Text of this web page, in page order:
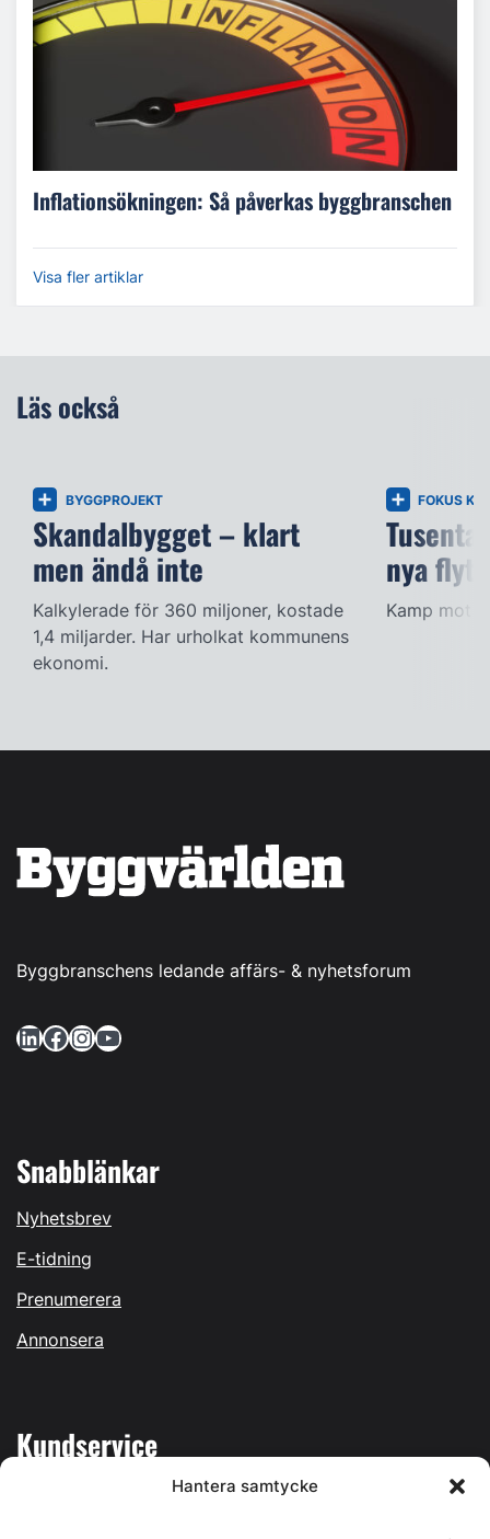
Hantera samtycke
Inflationsökningen: Så påverkas byggbranschen
Visa fler artiklar
Läs också
BYGGPROJEKT
Skandalbygget – klart
men ändå inte
Kalkylerade för 360 miljoner, kostade
1,4 miljarder. Har urholkat kommunens
ekonomi.
FOKUS
nya
Kamp mot
Byggbranschens ledande affärs- & nyhetsforum
LinkedIn Facebook InstagramYouTube
Snabblänkar
Nyhetsbrev
E-tidning
Prenumerera
Annonsera
Kundservice